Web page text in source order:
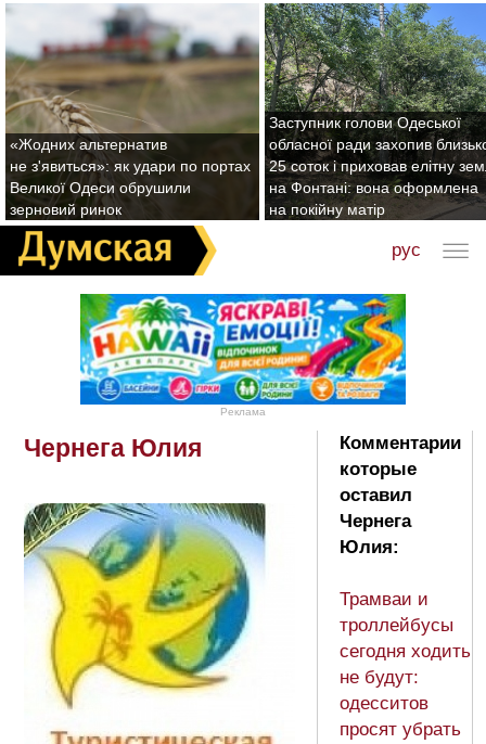
«Жодних альтернатив
не з'явиться»: як удари по портах
Великої Одеси обрушили
зерновий ринок
Заступник голови Одеської
обласної ради захопив
25 соток і приховав елітну
на Фонтані: вона оформлена
на покійну матір
рус
Реклама
Чернега Юлия
Комментарии
которые
оставил
Чернега
Юлия:
Трамваи и
троллейбусы
сегодня ходить
не будут:
одесситов
просят убрать